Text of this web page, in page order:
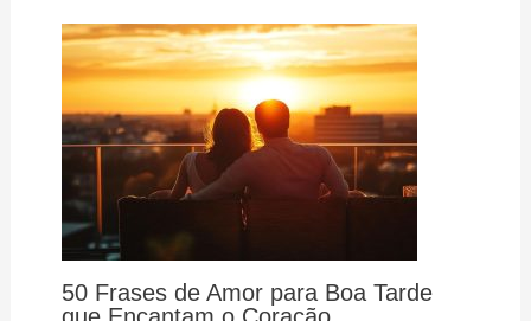
50 Frases de Amor para Boa Tarde